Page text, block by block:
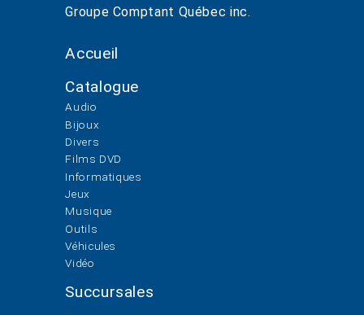
Groupe Comptant Québec inc.
Accueil
Catalogue
Audio
Bijoux
Divers
Films DVD
Informatiques
Jeux
Musique
Outils
Véhicules
Vidéo
Succursales